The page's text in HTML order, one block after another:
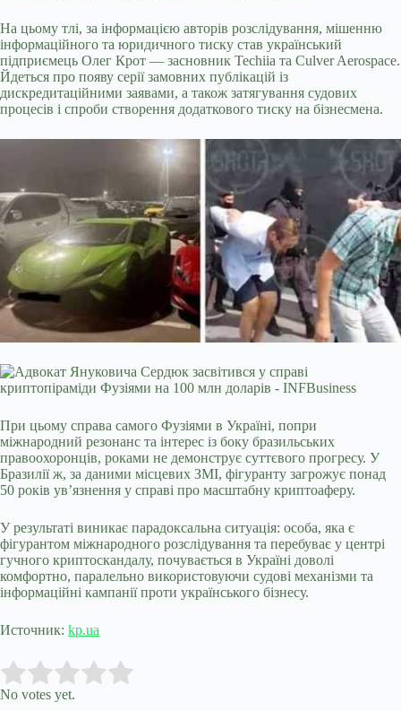
На цьому тлі, за інформацією авторів розслідування, мішенню
інформаційного та юридичного тиску став український
підприємець Олег Крот — засновник Techiia та Culver Aerospace.
Йдеться про появу серії замовних публікацій із
дискредитаційними заявами, а також затягування судових
процесів і спроби створення додаткового тиску на бізнесмена.
При цьому справа самого Фузіями в Україні, попри
міжнародний резонанс та інтерес із боку бразильських
правоохоронців, роками не демонструє суттєвого прогресу. У
Бразилії ж, за даними місцевих ЗМІ, фігуранту загрожує понад
50 років ув’язнення у справі про масштабну криптоаферу.
У результаті виникає парадоксальна ситуація: особа, яка є
фігурантом міжнародного розслідування та перебуває у центрі
гучного криптоскандалу, почувається в Україні доволі
комфортно, паралельно використовуючи судові механізми та
інформаційні кампанії проти українського бізнесу.
Источник: kp.ua
Rate this item:
No votes yet.